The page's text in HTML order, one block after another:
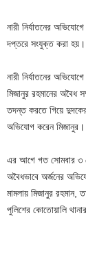
নারী নির্যাতনের
দপ্তরে সংযুক্ত করা হয়।
নারী নির্যাতনের
মিজানুর রহমানের
তদন্ত করতে গিয়ে দুদকের
অভিযোগ করেন মিজানুর।
এর আগে গত সোমবার ৩
অবৈধভাবে অর্জনের
মামলায় মিজানুর রহমান,
পুলিশের কোতোয়ালি